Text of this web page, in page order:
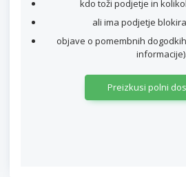
kdo toži podjetje in
ali ima podjetje
objave o pomembnih
informacije).
Preizkusi polni